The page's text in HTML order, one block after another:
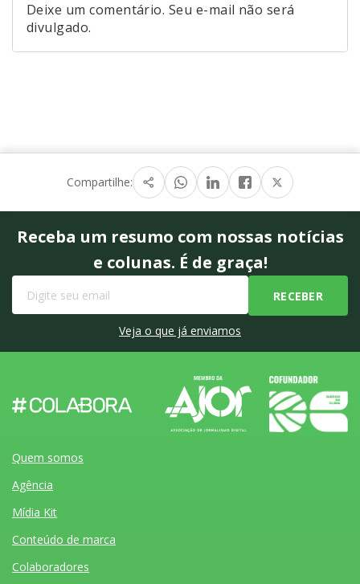
Deixe um comentário. Seu e-mail não será
divulgado.
Compartilhe:
Receba um resumo com nossas notícias
e colunas. É de graça!
Veja o que já enviamos
Quem somos
Agência
Mídia Kit
Conteúdo de marca
Colaboradores